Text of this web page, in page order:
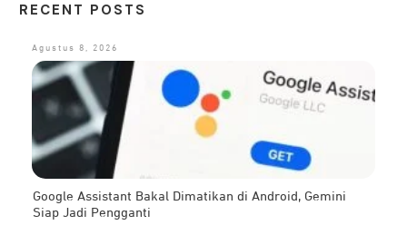
RECENT POSTS
Agustus 8, 2026
Google Assistant Bakal Dimatikan di Android, Gemini
Siap Jadi Pengganti